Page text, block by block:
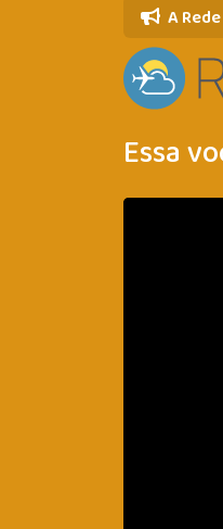
A
Essa